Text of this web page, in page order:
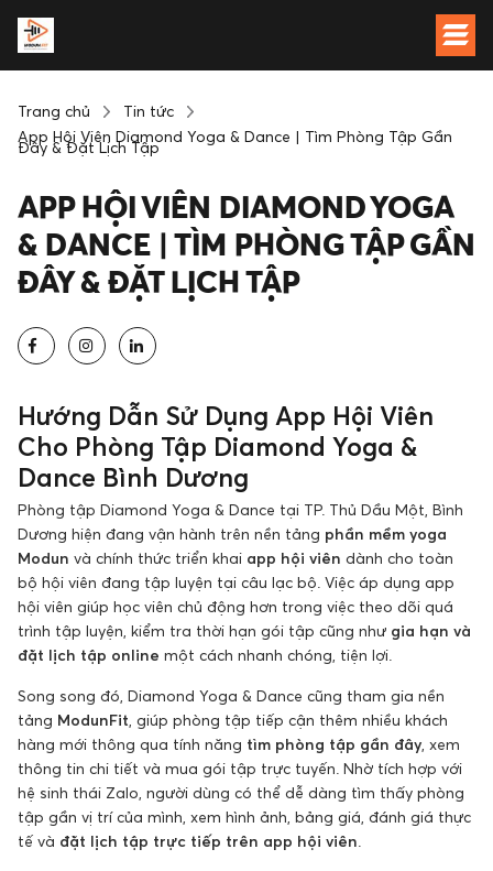
Trang chủ
Tin tức
App Hội Viên Diamond Yoga & Dance | Tìm Phòng Tập Gần
Đây & Đặt Lịch Tập
APP HỘI VIÊN DIAMOND YOGA
& DANCE | TÌM PHÒNG TẬP GẦN
ĐÂY & ĐẶT LỊCH TẬP
Hướng Dẫn Sử Dụng App Hội Viên
Cho Phòng Tập Diamond Yoga &
Dance Bình Dương
Phòng tập Diamond Yoga & Dance tại TP. Thủ Dầu Một, Bình
Dương hiện đang vận hành trên nền tảng phần mềm yoga
Modun và chính thức triển khai app hội viên dành cho toàn
bộ hội viên đang tập luyện tại câu lạc bộ. Việc áp dụng app
hội viên giúp học viên chủ động hơn trong việc theo dõi quá
trình tập luyện, kiểm tra thời hạn gói tập cũng như gia hạn và
đặt lịch tập online một cách nhanh chóng, tiện lợi.
Song song đó, Diamond Yoga & Dance cũng tham gia nền
tảng ModunFit , giúp phòng tập tiếp cận thêm nhiều khách
hàng mới thông qua tính năng tìm phòng tập gần đây , xem
thông tin chi tiết và mua gói tập trực tuyến. Nhờ tích hợp với
hệ sinh thái Zalo, người dùng có thể dễ dàng tìm thấy phòng
tập gần vị trí của mình, xem hình ảnh, bảng giá, đánh giá thực
tế và đặt lịch tập trực tiếp trên app hội viên